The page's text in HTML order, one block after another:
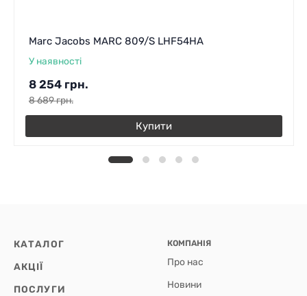
Marc Jacobs MARC 809/S LHF54HA
У наявності
8 254 грн.
8 689грн.
Купити
КАТАЛОГ
АКЦІЇ
ПОСЛУГИ
КОМПАНІЯ
Про нас
Новини